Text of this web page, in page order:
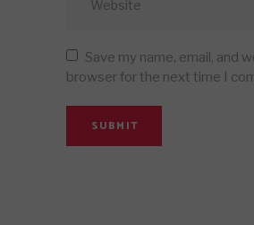
Save my name, email, and
browser for the next time I
SUBMIT